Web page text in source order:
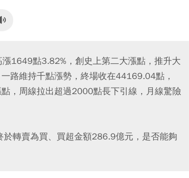
1649點3.82%，創史上第二大漲點，推升大
路維持千點漲勢，終場收在44169.04點，
，周線拉出超過2000點長下引線，月線驚險
轉賣為買、買超金額286.9億元，是否能夠